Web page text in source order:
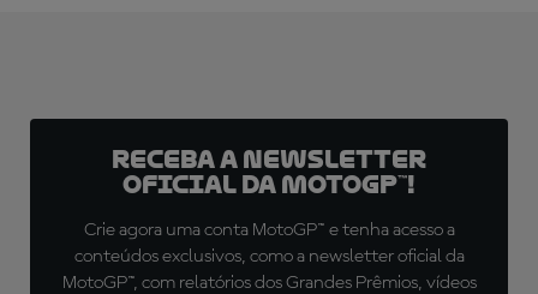
Receba a newsletter
oficial da MotoGP™!
Crie agora uma conta MotoGP™ e tenha acesso a
conteúdos exclusivos, como a newsletter oficial da
MotoGP™, com relatórios dos Grandes Prêmios, vídeos